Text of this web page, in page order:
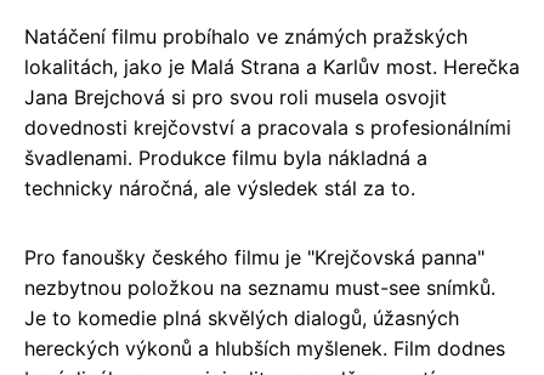
Natáčení filmu probíhalo ve známých pražských
lokalitách, jako je Malá Strana a Karlův most. Herečka
Jana Brejchová si pro svou roli musela osvojit
dovednosti krejčovství a pracovala s profesionálními
švadlenami. Produkce filmu byla nákladná a
technicky náročná, ale výsledek stál za to.
Pro fanoušky českého filmu je "Krejčovská panna"
nezbytnou položkou na seznamu must-see snímků.
Je to komedie plná skvělých dialogů, úžasných
hereckých výkonů a hlubších myšlenek. Film dodnes